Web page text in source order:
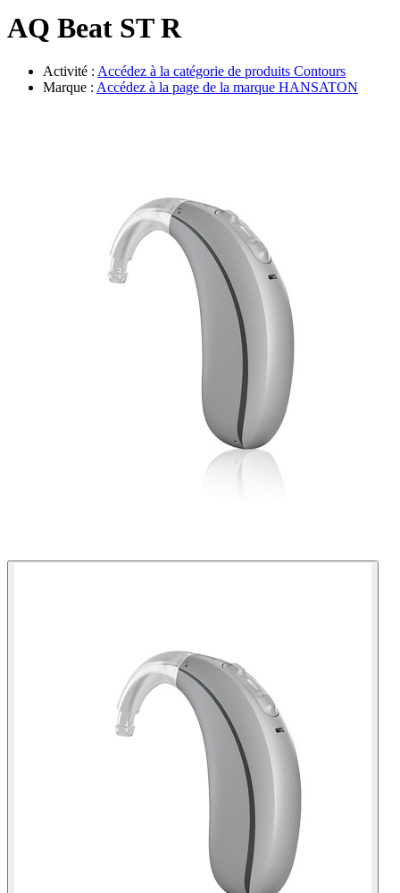
AQ Beat ST R
Activité : Accédez à la catégorie de produits Contours
Marque : Accédez à la page de la marque HANSATON